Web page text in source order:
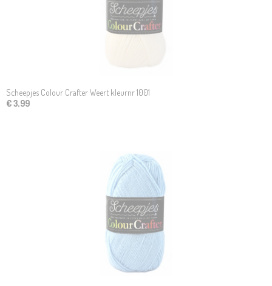
Scheepjes Colour Crafter Weert kleurnr 1001
€ 3,99